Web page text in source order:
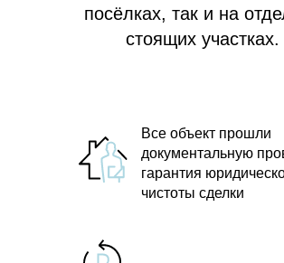
посёлках, так и на
стоящих участках.
Все объект прошли
документальную
гарантия
чистоты сделки